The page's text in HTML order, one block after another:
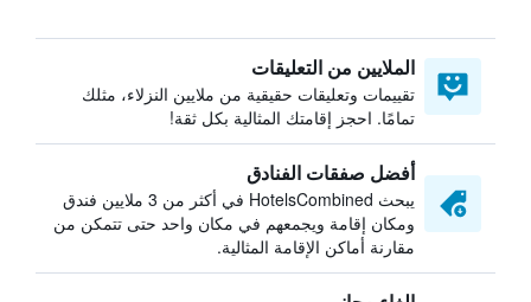
الملايين من التعليقات
تقييمات وتعليقات حقيقية من ملايين النزلاء، مثلك
تمامًا. احجز إقامتك المثالية بكل ثقة!
أفضل صفقات الفنادق
يبحث HotelsCombined في أكثر من 3 ملايين فندق
ومكان إقامة ويجمعهم في مكان واحد حتى تتمكن من
مقارنة أماكن الإقامة المثالية.